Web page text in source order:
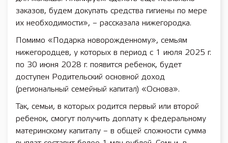
заказов, будем докупать средства гигиены по мере
их необходимости», – рассказала нижегородка.
Помимо «Подарка новорожденному», семьям
нижегородцев, у которых в период с 1 июля 2025 г.
по 30 июня 2028 г. появится ребенок, будет
доступен Родительский основной доход
(региональный семейный капитал) «Основа».
Так, семьи, в которых родится первый или второй
ребенок, смогут получить доплату к федеральному
материнскому капиталу – в общей сложности сумма